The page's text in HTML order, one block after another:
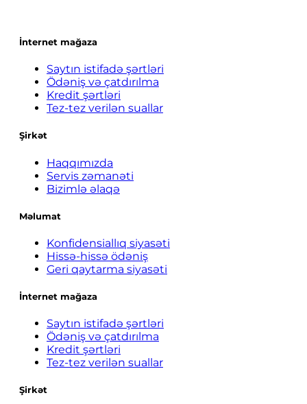
İnternet mağaza
Saytın istifadə şərtləri
Ödəniş və çatdırılma
Kredit şərtləri
Tez-tez verilən suallar
Şirkət
Haqqımızda
Servis zəmanəti
Bizimlə əlaqə
Məlumat
Konfidensiallıq siyasəti
Hissə-hissə ödəniş
Geri qaytarma siyasəti
İnternet mağaza
Saytın istifadə şərtləri
Ödəniş və çatdırılma
Kredit şərtləri
Tez-tez verilən suallar
Şirkət